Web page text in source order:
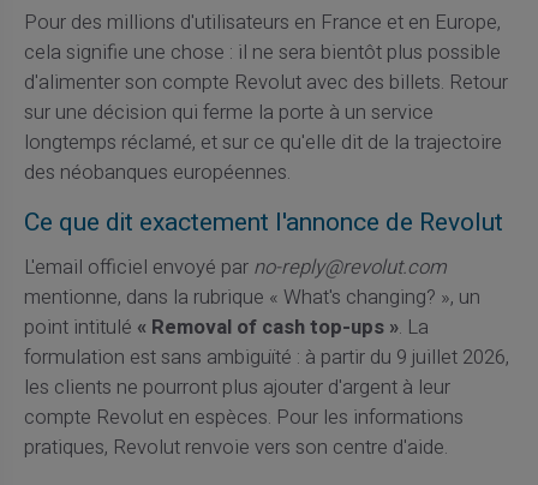
Pour des millions d'utilisateurs en France et en Europe,
cela signifie une chose : il ne sera bientôt plus possible
d'alimenter son compte Revolut avec des billets. Retour
sur une décision qui ferme la porte à un service
longtemps réclamé, et sur ce qu'elle dit de la trajectoire
des néobanques européennes.
Ce que dit exactement l'annonce de Revolut
L'email officiel envoyé par no-reply@revolut.com
mentionne, dans la rubrique « What's changing? », un
point intitulé « Removal of cash top-ups ». La
formulation est sans ambiguïté : à partir du 9 juillet 2026,
les clients ne pourront plus ajouter d'argent à leur
compte Revolut en espèces. Pour les informations
pratiques, Revolut renvoie vers son centre d'aide.